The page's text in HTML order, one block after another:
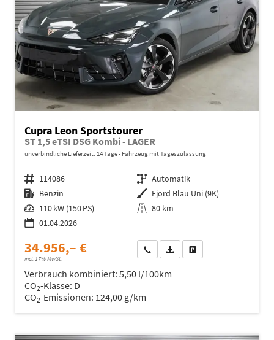
Cupra Leon Sportstourer
ST 1,5 eTSI DSG Kombi - LAGER
unverbindliche Lieferzeit: 14 Tage Fahrzeug mit Tageszulassung
Fahrzeugnr. 114086 Getriebe Automatik
Kraftstoff Benzin Außenfarbe Fjord Blau Uni (9K)
Leistung 110 kW (150 PS) Kilometerstand 80 km
01.04.2026
34.956,– €
incl. 17% MwSt.
Wir rufen Sie anFahrzeugexposé (PDF)
Verbrauch kombiniert: 5,50 l/100km
CO2-Klasse: D
CO2-Emissionen: 124,00 g/km